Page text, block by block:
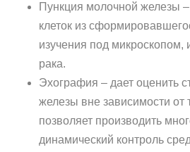
Пункция молочной железы
клеток из
изучения под микроскопом,
рака.
Эхография – дает оценить
железы вне зависимости от
позволяет производить
динамический контроль